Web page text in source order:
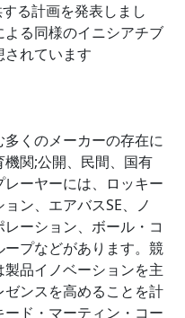
る計画を発表しまし
る同様のイニシアチブ
れています
くのメーカーの存在に
関;公開、民間、国有
ーヤーには、ロッキー
ン、エアバスSE、ノ
ーション、ボール・コ
プなどがあります。競
品イノベーションを主
ンスを高めることを計
ド・マーティン・コー